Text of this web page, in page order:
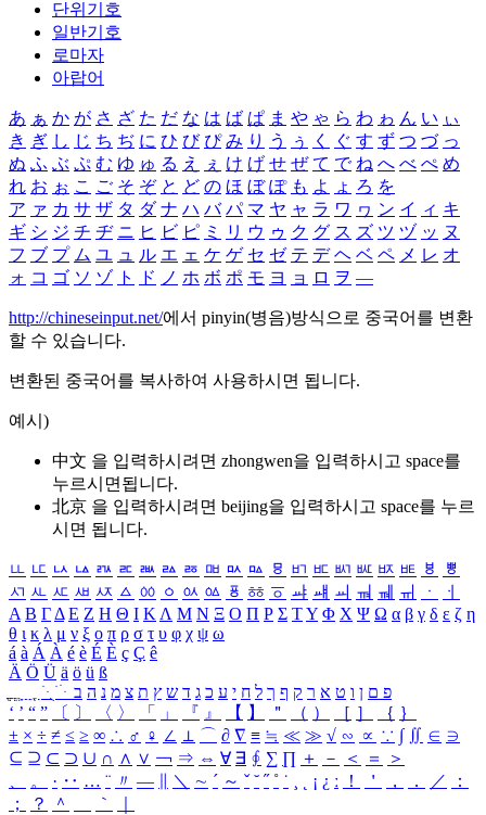
단위기호
일반기호
로마자
아랍어
あ ぁ か が さ ざ た だ な は ば ぱ ま や ゃ ら わ ゎ ん い ぃ
き ぎ し じ ち ぢ に ひ び ぴ み り う ぅ く ぐ す ず つ づ っ
ぬ ふ ぶ ぷ む ゆ ゅ る え ぇ け げ せ ぜ て で ね へ べ ぺ め
れ お ぉ こ ご そ ぞ と ど の ほ ぼ ぽ も よ ょ ろ を
ア ァ カ サ ザ タ ダ ナ ハ バ パ マ ヤ ャ ラ ワ ヮ ン イ ィ キ
ギ シ ジ チ ヂ ニ ヒ ビ ピ ミ リ ウ ゥ ク グ ス ズ ツ ヅ ッ ヌ
フ ブ プ ム ユ ュ ル エ ェ ケ ゲ セ ゼ テ デ ヘ ベ ペ メ レ オ
ォ コ ゴ ソ ゾ ト ド ノ ホ ボ ポ モ ヨ ョ ロ ヲ ―
http://chineseinput.net/에서 pinyin(병음)방식으로 중국어를 변환
할 수 있습니다.
변환된 중국어를 복사하여 사용하시면 됩니다.
예시)
中文 을 입력하시려면 zhongwen을 입력하시고 space를
누르시면됩니다.
北京 을 입력하시려면 beijing을 입력하시고 space를 누르
시면 됩니다.
ㅥ ㅦ ㅧ ㅨ ㅩ ㅪ ㅫ ㅬ ㅭ ㅮ ㅯ ㅰ ㅱ ㅲ ㅳ ㅴ ㅵ ㅶ ㅷ ㅸ
ㅹ
ㅺ ㅻ ㅼ ㅽ ㅾ ㅿ ㆀ ㆁ ㆂ ㆃ ㆄ ㆅ ㆆ ㆇ ㆈ ㆉ ㆊ ㆋ ㆌ ㆍ
ㆎ
Α Β ΓΔ Ε Ζ Η Θ Ι ΚΛ Μ Ν Ξ Ο Π Ρ Σ ΤΥ Φ Χ Ψ Ω α β γ δ ε ζ η
θ ι κ λ μ ν ξ ο π ρ σ τ υ φ χ ψ ω
á à Á À é è É È ç Ç ê
Ä Ö Ü ä ö ü ß
ִֶֹ ֻּ ׁׂ פ ם ן ו ט א ר ק ף ך ל ח י ע כ ג ד ש ץ ת צ מ נ ה ב
‘ ’ “ ” 〔 〕 〈 〉 「 」 『 』 【 】 ＂ （ ） ［ ］ ｛ ｝
± × ÷ ≠ ≤ ≥ ∞ ∴ ♂ ♀ ∠ ⊥ ⌒ ∂ ∇ ≡ ≒ ≪ ≫ √ ∽ ∝ ∵ ∫ ∬ ∈ ∋
⊆ ⊇ ⊂ ⊃ ∪ ∩ ∧ ∨ ￢ ⇒ ⇔ ∀ ∃ ∮ ∑ ∏ ＋ － ＜ ＝
＞
、
。 · ‥ … ¨ 〃 ― ＼ ∼ ´ ～ ˇ ˘ ˝ ˚ ˙ ¸ ¡ ¿ ː ！ ＇ ， ． ／
：
；
？ ＾ ｀